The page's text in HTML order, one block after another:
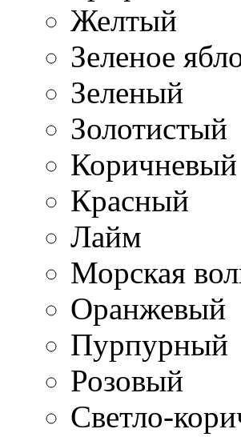
Желтый
Зеленое
Зеленый
Золотистый
Коричневый
Красный
Лайм
Морская
Оранжевый
Пурпурный
Розовый
Светло-